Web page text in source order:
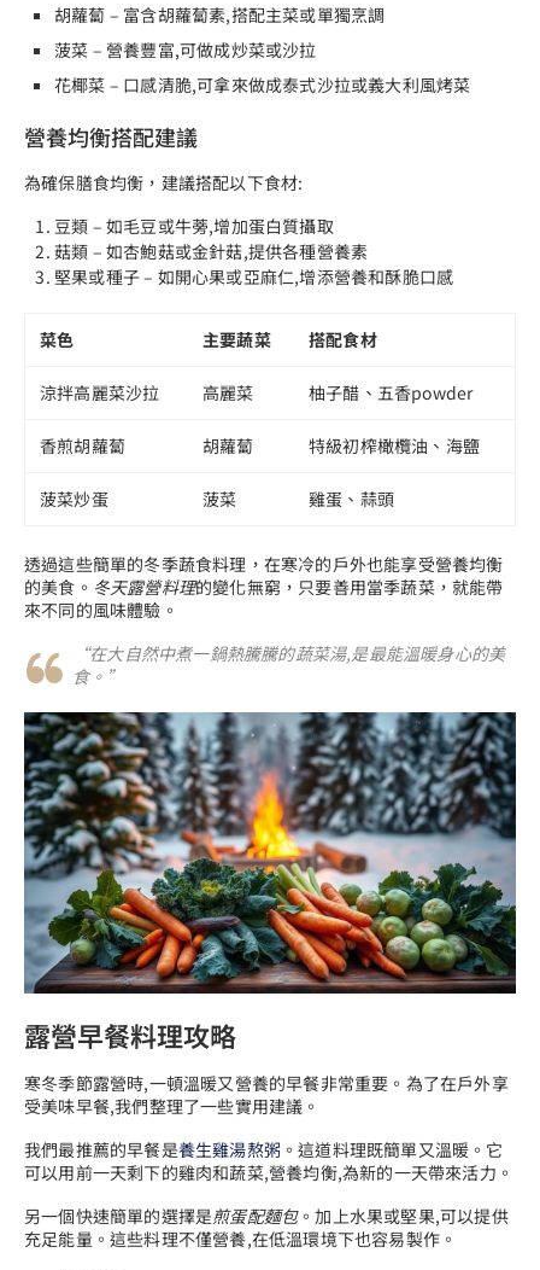
胡蘿蔔 – 富含胡蘿蔔素,搭配主菜或單獨烹調
菠菜 – 營養豐富,可做成炒菜或沙拉
花椰菜 – 口感清脆,可拿來做成泰式沙拉或義大利風烤菜
營養均衡搭配建議
為確保膳食均衡，建議搭配以下食材:
豆類 – 如毛豆或牛蒡,增加蛋白質攝取
菇類 – 如杏鮑菇或金針菇,提供各種營養素
堅果或種子 – 如開心果或亞麻仁,增添營養和酥脆口感
菜色 主要蔬菜 搭配食材
涼拌高麗菜沙拉 高麗菜 柚子醋、五香powder
香煎胡蘿蔔 胡蘿蔔 特級初榨橄欖油、海鹽
菠菜炒蛋 菠菜 雞蛋、蒜頭
透過這些簡單的冬季蔬食料理，在寒冷的戶外也能享受營養均衡
的美食。 冬天露營料理的變化無窮，只要善用當季蔬菜，就能帶
來不同的風味體驗。
“在大自然中煮一鍋熱騰騰的蔬菜湯,是最能溫暖身心的美
食。”
露營早餐料理攻略
寒冬季節露營時,一頓溫暖又營養的早餐非常重要。為了在戶外享
受美味早餐,我們整理了一些實用建議。
我們最推薦的早餐是養生雞湯熬粥 。這道料理既簡單又溫暖。它
可以用前一天剩下的雞肉和蔬菜,營養均衡,為新的一天帶來活力。
另一個快速簡單的選擇是煎蛋配麵包。加上水果或堅果,可以提供
充足能量。這些料理不僅營養,在低溫環境下也容易製作。